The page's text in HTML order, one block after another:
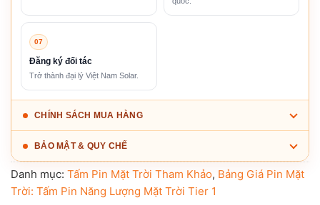
07
Đăng ký đối tác
Trở thành đại lý Việt Nam Solar.
CHÍNH SÁCH MUA HÀNG
BẢO MẬT & QUY CHẾ
Danh mục: Tấm Pin Mặt Trời Tham Khảo, Bảng Giá Pin Mặt
Trời: Tấm Pin Năng Lượng Mặt Trời Tier 1